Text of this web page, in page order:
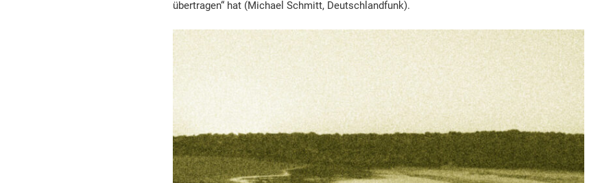
übertragen“ hat (Michael Schmitt, Deutschlandfunk).